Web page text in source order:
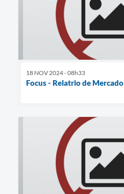
18 NOV 2024 - 08h33
Focus - Relatrio de Mercado